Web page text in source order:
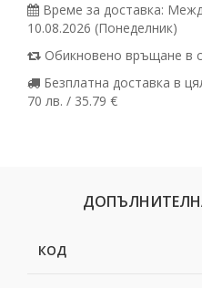
Време за доставка:
10.08.2026 (Понеделник)
Обикновено връщане в
Безплатна доставка в
70 лв. / 35.79 €
КОД